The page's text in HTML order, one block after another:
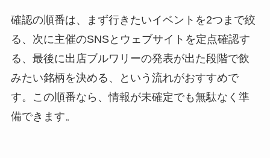
確認の順番は、まず行きたいイベントを2つまで絞
る、次に主催のSNSとウェブサイトを定点確認す
る、最後に出店ブルワリーの発表が出た段階で飲
みたい銘柄を決める、という流れがおすすめで
す。この順番なら、情報が未確定でも無駄なく準
備できます。